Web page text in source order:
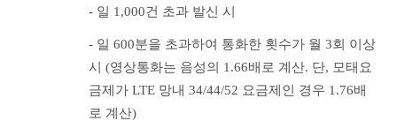
- 일 1,000건 초과 발신 시
- 일 600분을 초과하여 통화한 횟수가 월 3회 이상
시 (영상통화는 음성의 1.66배로 계산. 단, 모태요
금제가 LTE 망내 34/44/52 요금제인 경우 1.76배
로 계산)